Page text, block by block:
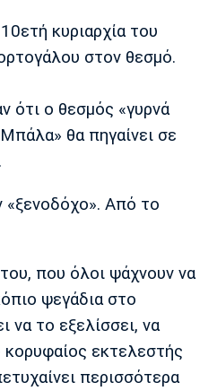
κυριαρχία του
στον θεσμό.
ότι ο θεσμός «γυρνά
θα πηγαίνει σε
«ξενοδόχο». Από το
που όλοι ψάχνουν να
ψεγάδια στο
να το εξελίσσει, να
εκτελεστής
περισσότερα